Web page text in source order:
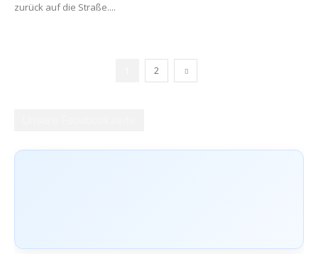
zurück auf die Straße....
2